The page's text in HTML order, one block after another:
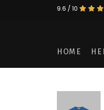
9.6 / 10
HOME